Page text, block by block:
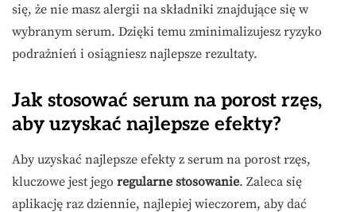
się, że nie masz alergii na składniki znajdujące się w
wybranym serum. Dzięki temu zminimalizujesz ryzyko
podrażnień i osiągniesz najlepsze rezultaty.
Jak stosować serum na porost rzęs,
aby uzyskać najlepsze efekty?
Aby uzyskać najlepsze efekty z serum na porost rzęs,
kluczowe jest jego regularne stosowanie. Zaleca się
aplikację raz dziennie, najlepiej wieczorem, aby dać